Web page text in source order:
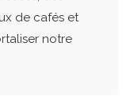
de cafés et
notre